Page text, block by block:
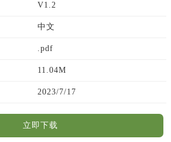
V1.2
中文
.pdf
11.04M
2023/7/17
立即下载